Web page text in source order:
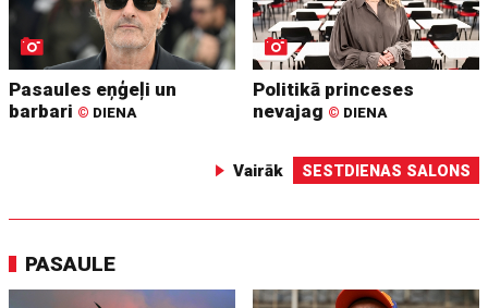
Pasaules eņģeļi un
barbari © DIENA
Politikā princeses
nevajag © DIENA
Vairāk SESTDIENAS SALONS
PASAULE